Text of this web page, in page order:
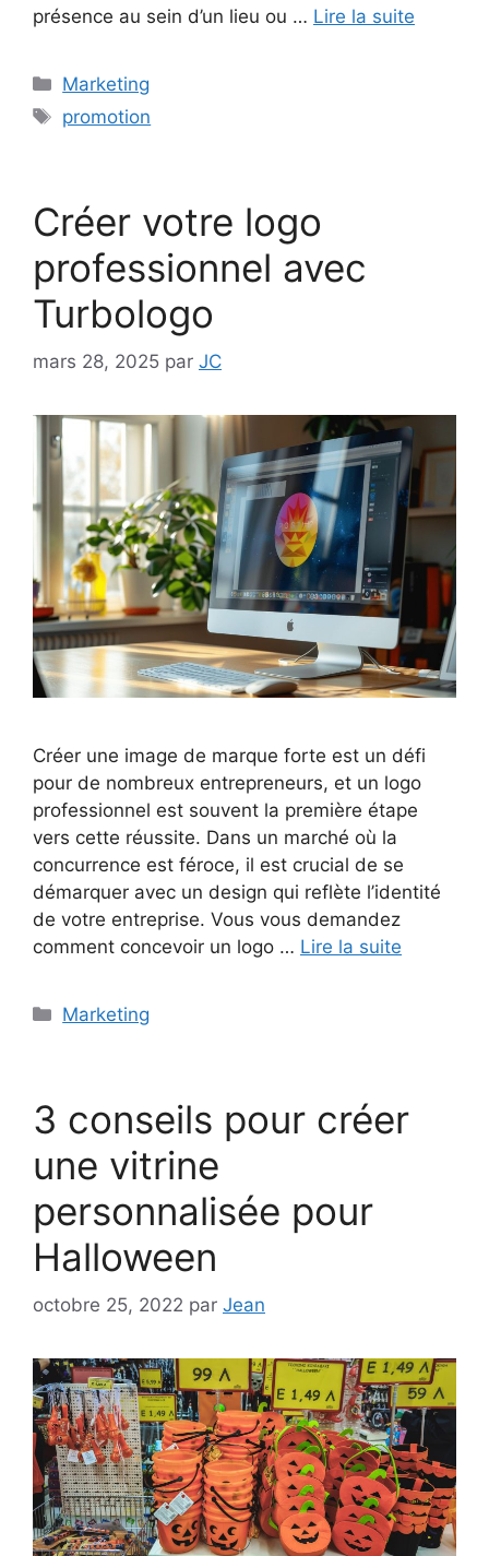
présence au sein d’un lieu ou … Lire la suite
Catégories
Marketing
Étiquettes
promotion
Créer votre logo
professionnel avec
Turbologo
mars 28, 2025 par JC
Créer une image de marque forte est un défi
pour de nombreux entrepreneurs, et un logo
professionnel est souvent la première étape
vers cette réussite. Dans un marché où la
concurrence est féroce, il est crucial de se
démarquer avec un design qui reflète l’identité
de votre entreprise. Vous vous demandez
comment concevoir un logo … Lire la suite
Catégories
Marketing
3 conseils pour créer
une vitrine
personnalisée pour
Halloween
octobre 25, 2022 par Jean